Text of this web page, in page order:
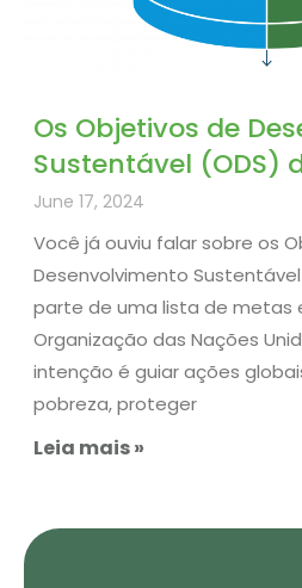
Os Objetivos de
Sustentável (ODS)
June 17, 2024
Você já ouviu falar sobre os
Desenvolvimento Sustentável
parte de uma lista de metas
Organização das Nações
intenção é guiar ações
pobreza, proteger
Leia mais »